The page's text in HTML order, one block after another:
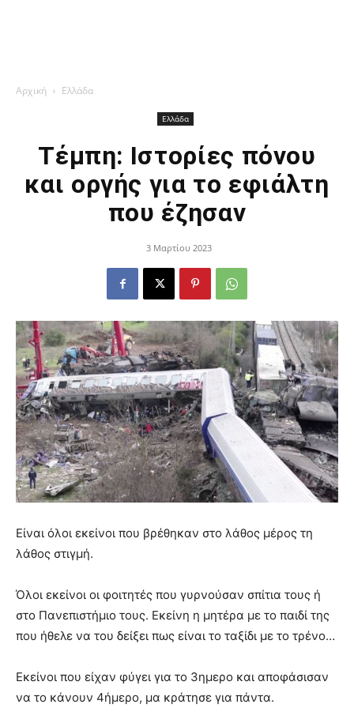
Αρχική Ελλάδα
Ελλάδα
Τέμπη: Ιστορίες πόνου
και οργής για το εφιάλτη
που έζησαν
3 Μαρτίου 2023
Είναι όλοι εκείνοι που βρέθηκαν στο λάθος μέρος τη
λάθος στιγμή.
Όλοι εκείνοι οι φοιτητές που γυρνούσαν σπίτια τους ή
στο Πανεπιστήμιο τους. Εκείνη η μητέρα με το παιδί της
που ήθελε να του δείξει πως είναι το ταξίδι με το τρένο…
Εκείνοι που είχαν φύγει για το 3ημερο και αποφάσισαν
να το κάνουν 4ήμερο, μα κράτησε για πάντα.